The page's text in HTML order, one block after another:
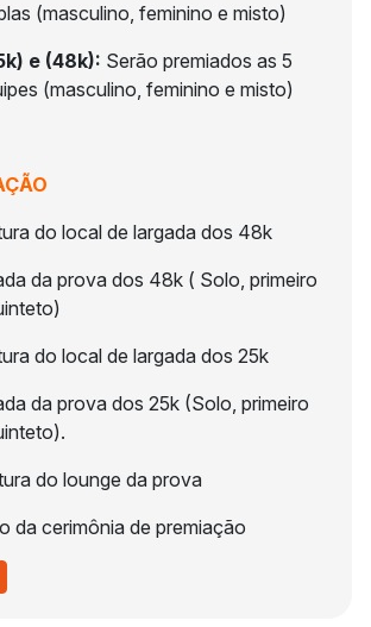
(masculino, feminino e misto)
e (48k): Serão premiados as 5
(masculino, feminino e misto)
do local de largada dos 48k
da prova dos 48k ( Solo, primeiro
do local de largada dos 25k
da prova dos 25k (Solo, primeiro
do lounge da prova
da cerimônia de premiação